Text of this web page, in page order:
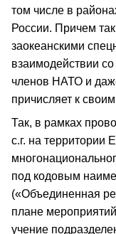
том числе в
России. Причем
заокеанскими
взаимодействии
членов НАТО и
причисляет к
Так, в рамках
с.г. на территории
под кодовым
(«Объединенная
плане
учение